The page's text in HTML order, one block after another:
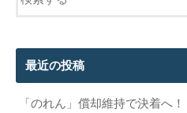
最近の投稿
「のれん」償却維持で決着へ